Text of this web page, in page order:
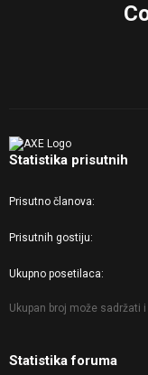
Statistika prisutnih
Prisutno članova
Prisutnih gostiju
Ukupno posetilaca
Ukupan broj može sadržati
Statistika foruma